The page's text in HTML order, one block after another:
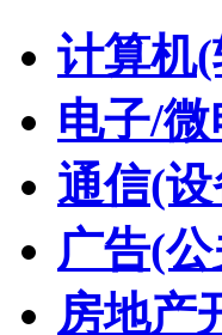
计算机
电子/
通信(
广告(
房地产